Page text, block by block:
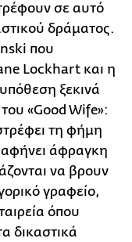
σε αυτό
δράματος.
που
Lockhart και η
ξεκινά
«Good Wife»:
τη φήμη
αφήνει άφραγκη
να βρουν
γραφείο,
όπου
δικαστικά